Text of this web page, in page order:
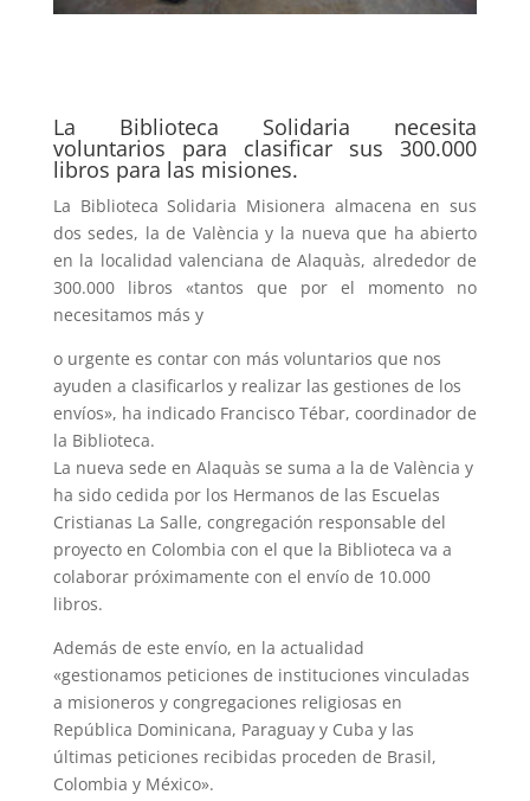
La Biblioteca Solidaria necesita
voluntarios para clasificar sus 300.000
libros para las misiones.
La Biblioteca Solidaria Misionera almacena en sus
dos sedes, la de València y la nueva que ha abierto
en la localidad valenciana de Alaquàs, alrededor de
300.000 libros «tantos que por el momento no
necesitamos más y
o urgente es contar con más voluntarios que nos
ayuden a clasificarlos y realizar las gestiones de los
envíos», ha indicado Francisco Tébar, coordinador de
la Biblioteca.
La nueva sede en Alaquàs se suma a la de València y
ha sido cedida por los Hermanos de las Escuelas
Cristianas La Salle, congregación responsable del
proyecto en Colombia con el que la Biblioteca va a
colaborar próximamente con el envío de 10.000
libros.
Además de este envío, en la actualidad
«gestionamos peticiones de instituciones vinculadas
a misioneros y congregaciones religiosas en
República Dominicana, Paraguay y Cuba y las
últimas peticiones recibidas proceden de Brasil,
Colombia y México».